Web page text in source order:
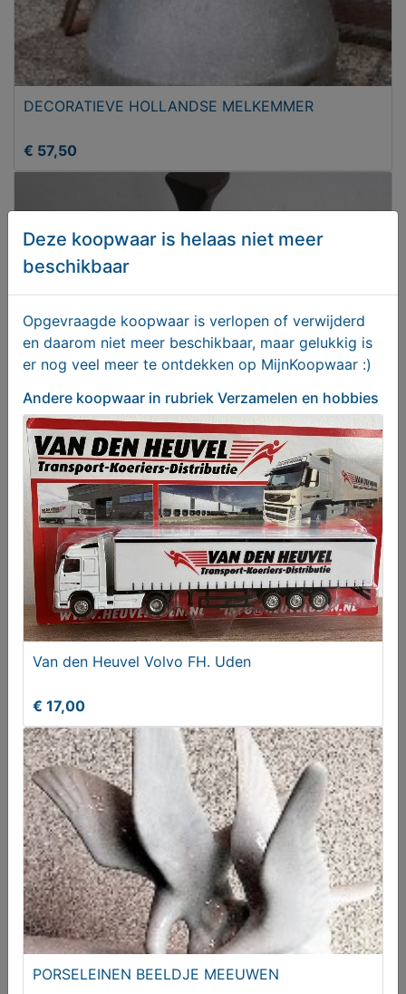
DECORATIEVE HOLLANDSE MELKEMMER
€ 57,50
Schoenleest (zware kwaliteit)
€ 20,00
ZGAN 4 Design eetkamerstoelen van Casprini
T.e.a.b.
Deze koopwaar is helaas niet meer
beschikbaar
Opgevraagde koopwaar is verlopen of verwijderd
en daarom niet meer beschikbaar, maar gelukkig is
er nog veel meer te ontdekken op MijnKoopwaar :)
Andere koopwaar in rubriek Verzamelen en hobbies
Van den Heuvel Volvo FH. Uden
€ 17,00
PORSELEINEN BEELDJE MEEUWEN